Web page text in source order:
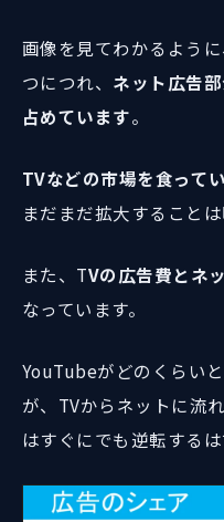
画像を見てわかるよう
つにつれ、 ネット広告
占めています。
TVなどの市場を食って
まだまだ拡大すること
また、TVの広告費とネ
なっています。
YouTubeがどのくらい
が、TVからネットに流
はすぐにでも逆転するは